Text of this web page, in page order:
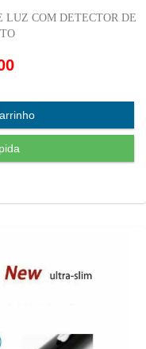
LUZ COM DETECTOR DE